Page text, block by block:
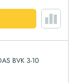
BVK 3-10